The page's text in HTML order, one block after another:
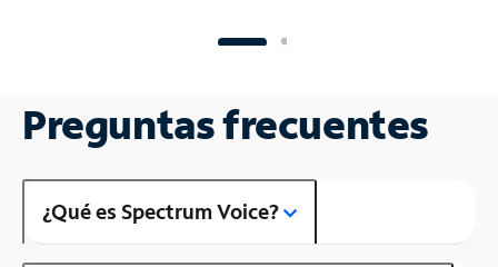
Preguntas frecuentes
¿Qué es Spectrum Voice?